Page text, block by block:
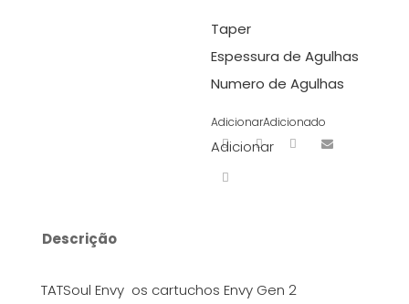
Taper
Espessura de Agulhas
Numero de Agulhas
AdicionarAdicionado
Adicionar
Descrição
TATSoul Envy os cartuchos Envy Gen 2